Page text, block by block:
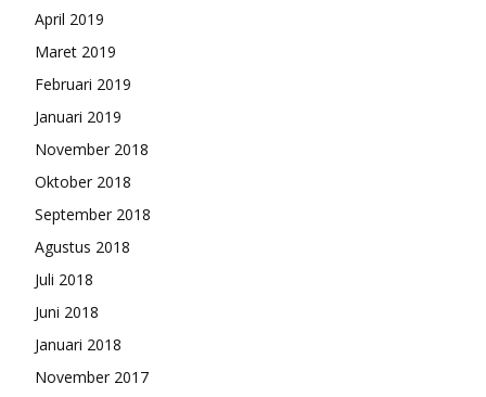
April 2019
Maret 2019
Februari 2019
Januari 2019
November 2018
Oktober 2018
September 2018
Agustus 2018
Juli 2018
Juni 2018
Januari 2018
November 2017